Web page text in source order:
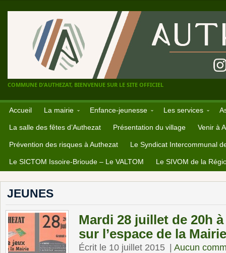
COMMUNE D'AUTHEZAT, BIENVENUE SUR LE SITE OFFICIEL
Accueil La mairie Enfance-jeunesse Les services
La salle des fêtes d’Authezat Présentation du village Venir à
Prévention des risques à Authezat Le Syndicat Intercommunal
Le SICTOM Issoire-Brioude – Le VALTOM Le SIVOM de la
JEUNES
Mardi 28 juillet de 20h
sur l’espace de la Mairie
Écrit le 10 juillet 2015 Aucun